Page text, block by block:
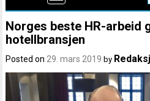
Norges beste HR-arbeid
hotellbransjen
Posted on29. mars 2019 by